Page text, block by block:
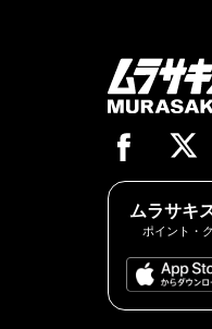
ムラサキ
ポイント・